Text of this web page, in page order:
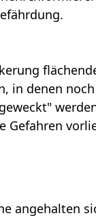
in denen
Gefahren
angehalten